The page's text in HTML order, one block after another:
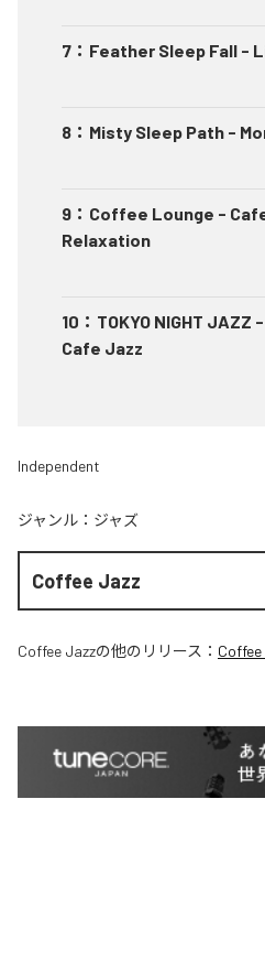
7 ： Feather Sleep Fall -
8 ： Misty Sleep Path -
9 ： Coffee Lounge -
Relaxation
10 ： TOKYO NIGHT JAZZ
Cafe Jazz
Independent
ジャンル： ジャズ
Coffee Jazz
Coffee Jazzの他のリリース：